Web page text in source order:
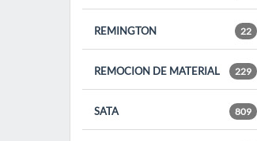
22
REMINGTON
229
REMOCION DE MATERIAL
809
SATA